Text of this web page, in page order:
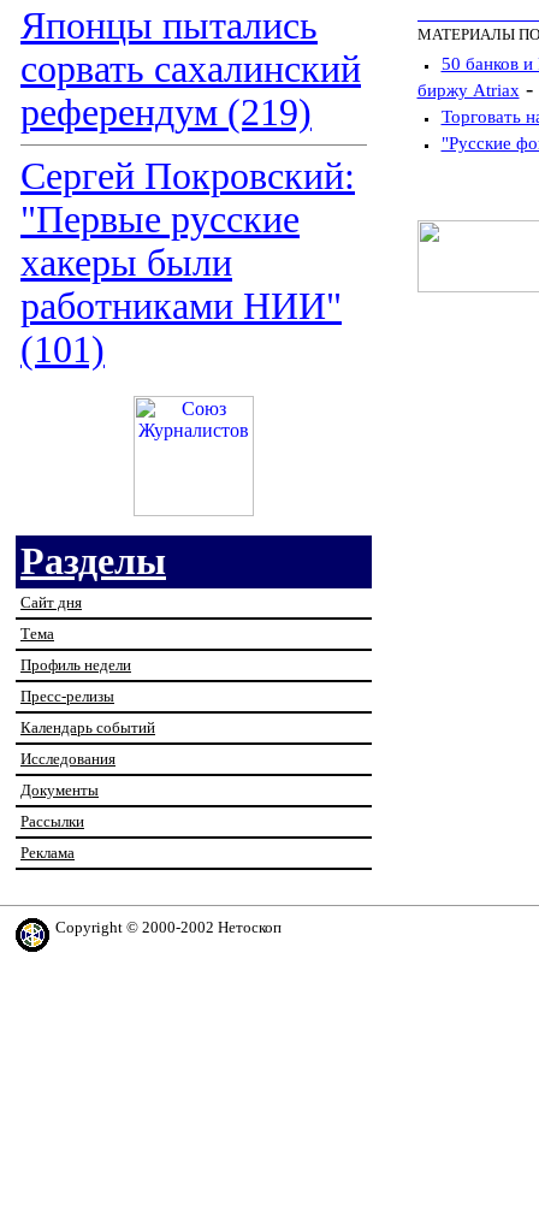
Японцы пытались
сорвать сахалинский
референдум (219)
Сергей Покровский:
"Первые русские
хакеры были
работниками НИИ"
(101)
Разделы
Сайт дня
Тема
Профиль недели
Пресс-релизы
Календарь событий
Исследования
Документы
Рассылки
Реклама
МАТЕРИАЛЫ
50 банков
биржу Atriax -
Торговать
"Русские
Copyright © 2000-2002 Нетоскоп